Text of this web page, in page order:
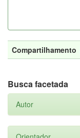
Compartilhamento
Busca facetada
Autor